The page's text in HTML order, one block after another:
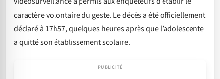
caractère volontaire du geste. Le décès a été officiellement
déclaré à 17h57, quelques heures après que l’adolescente
a quitté son établissement scolaire.